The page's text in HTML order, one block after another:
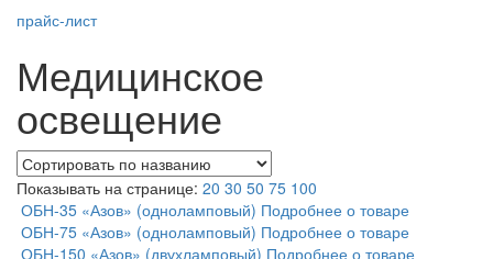
прайс-лист
Медицинское
освещение
Показывать на странице: 20 30 50 75 100
ОБН-35 «Азов» (одноламповый) Подробнее о товаре
ОБН-75 «Азов» (одноламповый) Подробнее о товаре
ОБН-150 «Азов» (двухламповый) Подробнее о товаре